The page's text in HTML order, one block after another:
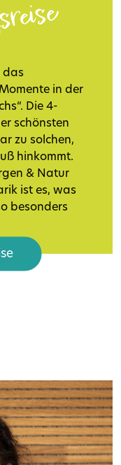
das
in der
Die 4-
schönsten
zu solchen,
hinkommt.
& Natur
ist es, was
besonders